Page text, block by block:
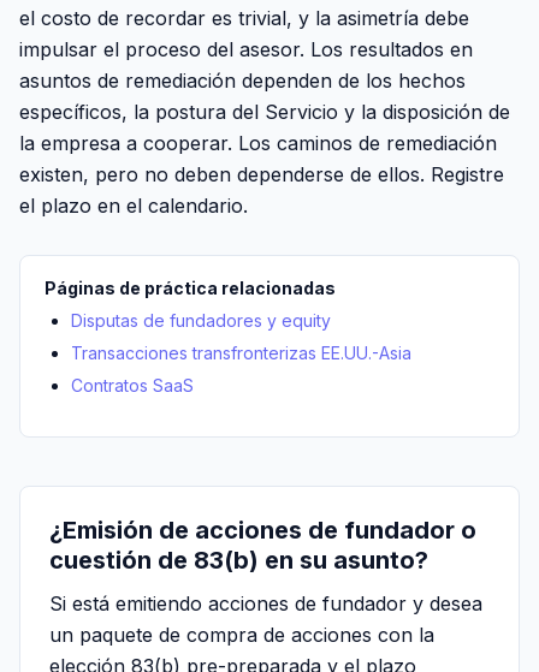
el costo de recordar es trivial, y la asimetría debe
impulsar el proceso del asesor. Los resultados en
asuntos de remediación dependen de los hechos
específicos, la postura del Servicio y la disposición de
la empresa a cooperar. Los caminos de remediación
existen, pero no deben dependerse de ellos. Registre
el plazo en el calendario.
Páginas de práctica relacionadas
Disputas de fundadores y equity
Transacciones transfronterizas EE.UU.-Asia
Contratos SaaS
¿Emisión de acciones de fundador o
cuestión de 83(b) en su asunto?
Si está emitiendo acciones de fundador y desea
un paquete de compra de acciones con la
elección 83(b) pre-preparada y el plazo